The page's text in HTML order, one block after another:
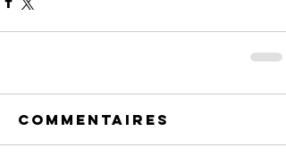
Commentaires